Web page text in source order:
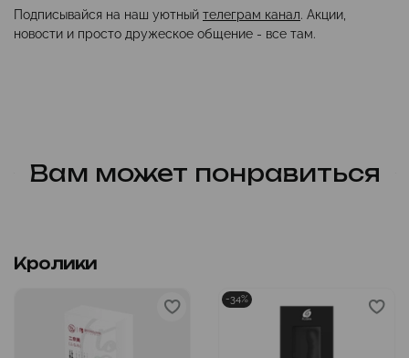
Подписывайся на наш уютный телеграм канал. Акции,
новости и просто дружеское общение - все там.
Вам может понравиться
Кролики
-34%